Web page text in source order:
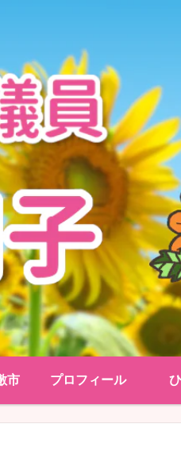
市 プロフィール